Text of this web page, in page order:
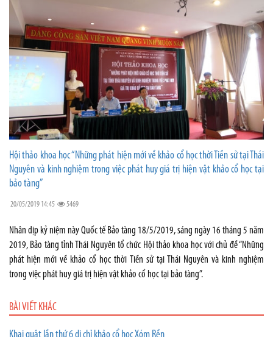
Hội thảo khoa học “Những phát hiện mới về khảo cổ học thời Tiền sử tại Thái
Nguyên và kinh nghiệm trong việc phát huy giá trị hiện vật khảo cổ học tại
bảo tàng”
20/05/2019 14:45 5469
Nhân dịp kỷ niệm này Quốc tế Bảo tàng 18/5/2019, sáng ngày 16 tháng 5 năm
2019, Bảo tàng tỉnh Thái Nguyên tổ chức Hội thảo khoa học với chủ đề “Những
phát hiện mới về khảo cổ học thời Tiền sử tại Thái Nguyên và kinh nghiệm
trong việc phát huy giá trị hiện vật khảo cổ học tại bảo tàng”.
BÀI VIẾT KHÁC
Khai quật lần thứ 6 di chỉ khảo cổ học Xóm Rền